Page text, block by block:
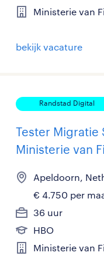
Ministerie van
bekijk vacature
Randstad Digital
Tester Migratie
Ministerie van
Apeldoorn,
€ 4.750 per
36 uur
HBO
Ministerie van